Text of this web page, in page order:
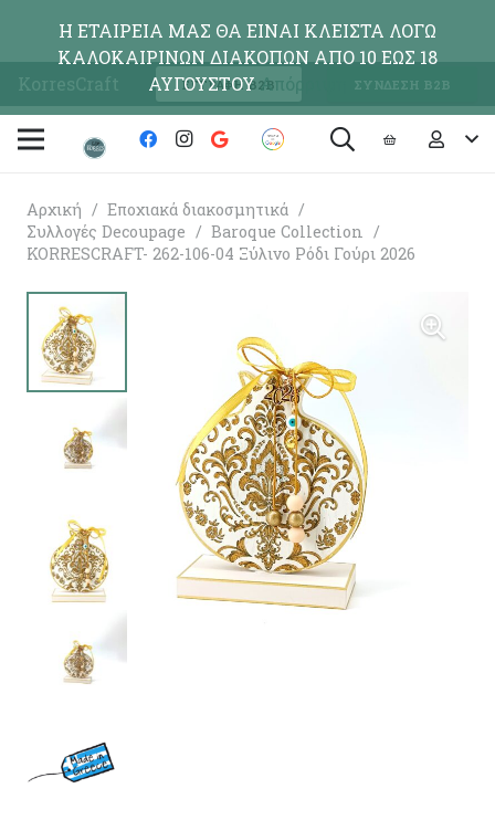
KorresCraft ΕΓΓΡΑΦΗ Β2Β ΣΥΝΔΕΣΗ Β2Β
Αρχική / Εποχιακά διακοσμητικά /
Συλλογές Decoupage / Baroque Collection /
KORRESCRAFT- 262-106-04 Ξύλινο Ρόδι Γούρι 2026
Η ΕΤΑΙΡΕΙΑ ΜΑΣ ΘΑ ΕΙΝΑΙ ΚΛΕΙΣΤΑ ΛΟΓΩ
ΚΑΛΟΚΑΙΡΙΝΩΝ ΔΙΑΚΟΠΩΝ ΑΠΟ 10 ΕΩΣ 18
ΑΥΓΟΥΣΤΟΥΑπόρριψη